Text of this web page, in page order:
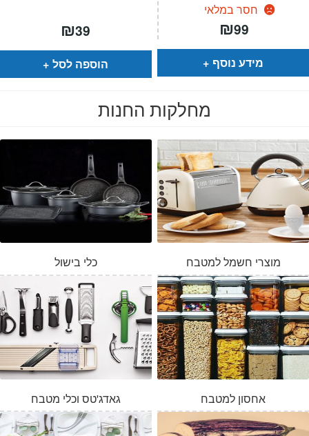
₪39
הוספה לסל
חסר במלאי
₪99
מידע נוסף
מחלקות החנות
כלי בישול מוצרי חשמל למטבח
גאדג'טס וכלי מטבח אחסון למטבח